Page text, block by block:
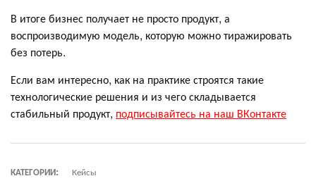
В итоге бизнес получает не просто продукт, а
воспроизводимую модель, которую можно тиражировать
без потерь.
Если вам интересно, как на практике строятся такие
технологические решения и из чего складывается
стабильный продукт, подписывайтесь на наш ВКонтакте
КАТЕГОРИИ:
Кейсы